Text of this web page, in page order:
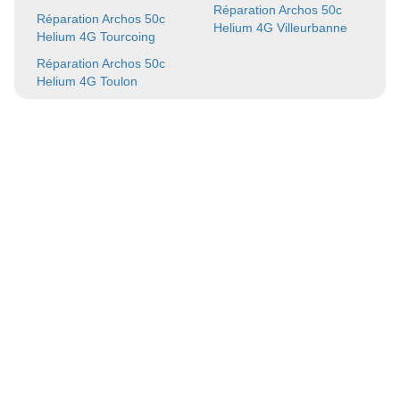
Réparation Archos 50c
Helium 4G Tourcoing
Réparation Archos 50c
Helium 4G Toulon
Réparation Archos 50c
Helium 4G Villeurbanne